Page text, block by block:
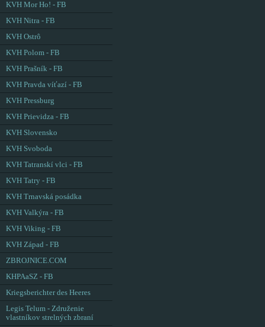
KVH Mor Ho! - FB
KVH Nitra - FB
KVH Ostrô
KVH Polom - FB
KVH Prašník - FB
KVH Pravda víťazí - FB
KVH Pressburg
KVH Prievidza - FB
KVH Slovensko
KVH Svoboda
KVH Tatranskí vlci - FB
KVH Tatry - FB
KVH Trnavská posádka
KVH Valkýra - FB
KVH Viking - FB
KVH Západ - FB
ZBROJNICE.COM
KHPAaSZ - FB
Kriegsberichter des Heeres
Legis Telum - Združenie
vlastníkov strelných zbraní